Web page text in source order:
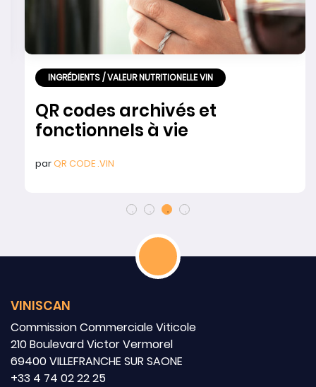
INGRÉDIENTS / VALEUR NUTRITIONELLE VIN
QR codes archivés et
fonctionnels à vie
parQR CODE .VIN
VINISCAN
Commission Commerciale Viticole
210 Boulevard Victor Vermorel
69400 VILLEFRANCHE SUR SAONE
+33 4 74 02 22 25